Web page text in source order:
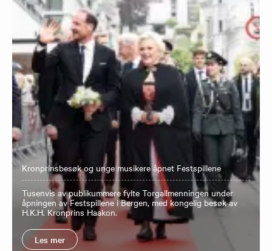
Kronprinsbesøk og unge musikere åpnet Festspillene
Tusenvis av publikummere fylte Torgallmenningen under
åpningen av Festspillene i Bergen, med kongelig besøk av
H.K.H. Kronprins Haakon.
Les mer